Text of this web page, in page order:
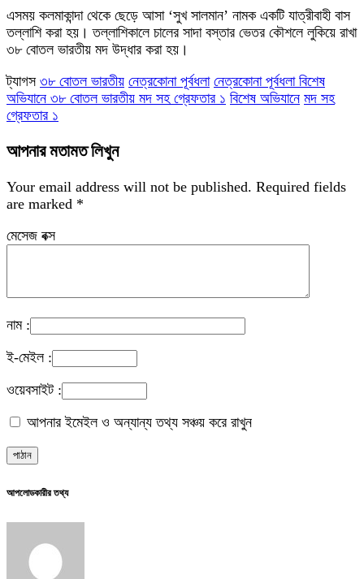
এসময় কলমাকান্দা থেকে ছেড়ে আসা ‘সুখ সালমান’ নামক একটি যাত্রীবাহী বাস
তল্লাশি করা হয়। তল্লাশিকালে চালের সাদা বস্তার ভেতর কৌশলে লুকিয়ে রাখা
৩৮ বোতল ভারতীয় মদ উদ্ধার করা হয়।
ট্যাগস ৩৮ বোতল ভারতীয় নেত্রকোনা পূর্বধলা নেত্রকোনা পূর্বধলা বিশেষ
অভিযানে ৩৮ বোতল ভারতীয় মদ সহ গ্রেফতার ১ বিশেষ অভিযানে মদ সহ
গ্রেফতার ১
আপনার মতামত লিখুন
Your email address will not be published. Required fields
are marked *
মেসেজ বক্স
নাম :
ই-মেইল :
ওয়েবসাইট :
আপনার ইমেইল ও অন্যান্য তথ্য সঞ্চয় করে রাখুন
আপলোডকারীর তথ্য